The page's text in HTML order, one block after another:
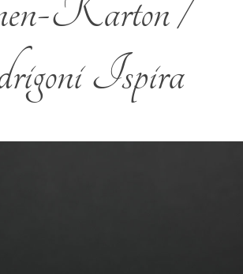
Karton /
Ispira